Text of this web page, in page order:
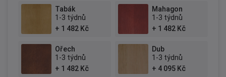
Tabák
1-3 týdnů
+ 1 482 Kč
Mahagon
1-3 týdnů
+ 1 482 Kč
Ořech
1-3 týdnů
+ 1 482 Kč
Dub
1-3 týdnů
+ 4 095 Kč